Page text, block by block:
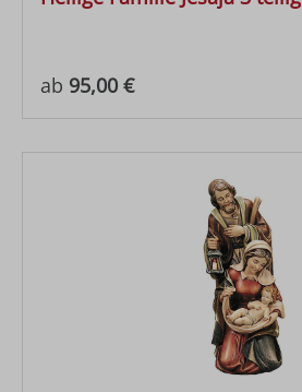
Regulärer Preis:
ab 95,00 €